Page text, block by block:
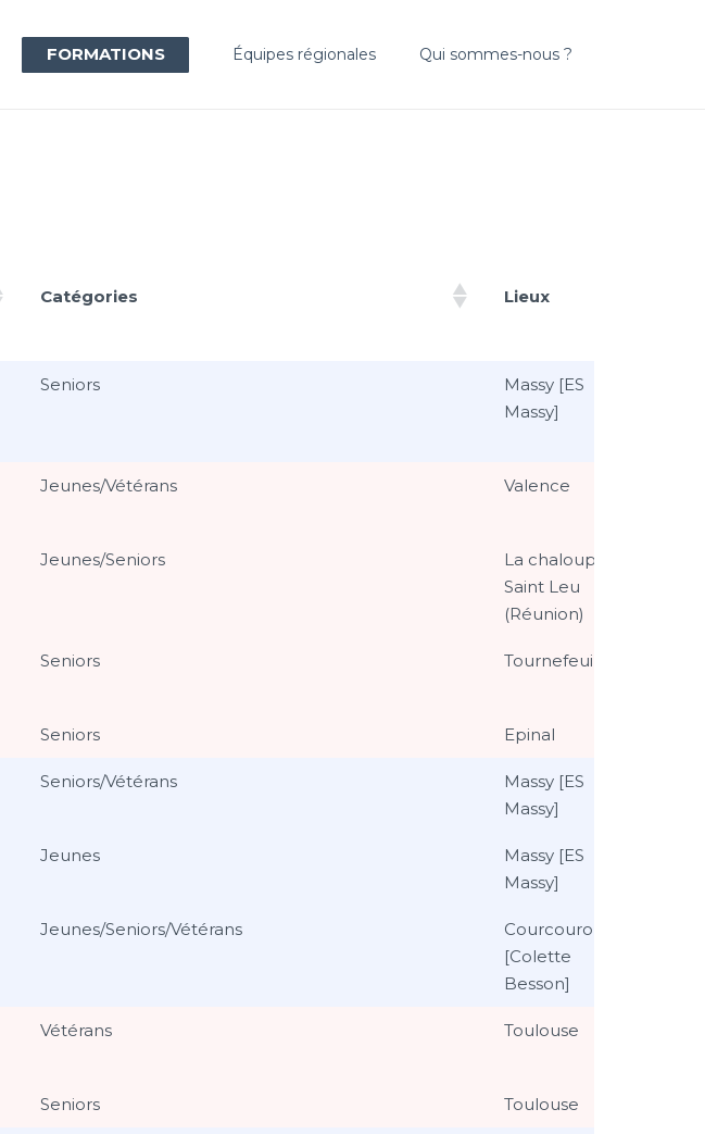
FORMATIONS Équipes régionales Qui sommes-nous ?
Catégories Lieux
Catégories Lieux
Seniors
Massy [ES
Massy]
Jeunes/Vétérans Valence
Jeunes/Seniors
La chaloupe /
Saint Leu
(Réunion)
Seniors Tournefeuille
Seniors Epinal
Seniors/Vétérans
Massy [ES
Massy]
Jeunes
Massy [ES
Massy]
Jeunes/Seniors/Vétérans
Courcouronnes
[Colette
Besson]
Vétérans Toulouse
Seniors Toulouse